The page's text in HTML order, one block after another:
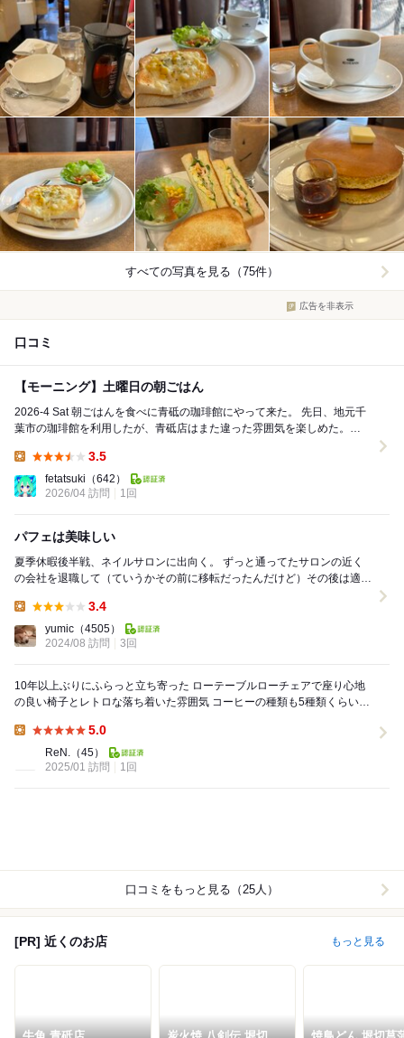
すべての写真を見る（75件）
広告を非表示
口コミ
【モーニング】土曜日の朝ごはん
2026-4 Sat 朝ごはんを食べに青砥の珈琲館にやって来た。 先日、地元千
葉市の珈琲館を利用したが、青砥店はまた違った雰囲気を楽しめた。
3.5
fetatsuki （642）
2026/04 訪問
1回
パフェは美味しい
夏季休暇後半戦、ネイルサロンに出向く。 ずっと通ってたサロンの近く
の会社を退職して（ていうかその前に移転だったんだけど）その後は適当
3.4
yumic （4505）
2024/08 訪問
3回
10年以上ぶりにふらっと立ち寄った ローテーブルローチェアで座り心地
の良い椅子とレトロな落ち着いた雰囲気 コーヒーの種類も5種類くらいあ
5.0
ReN. （45）
2025/01 訪問
1回
口コミをもっと見る（25人）
[PR] 近くのお店 もっと見る